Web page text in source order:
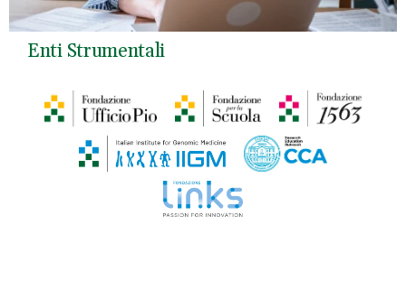
Enti Strumentali